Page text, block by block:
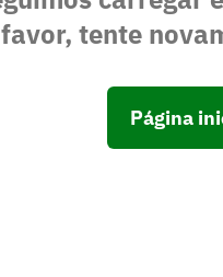
tente
Página